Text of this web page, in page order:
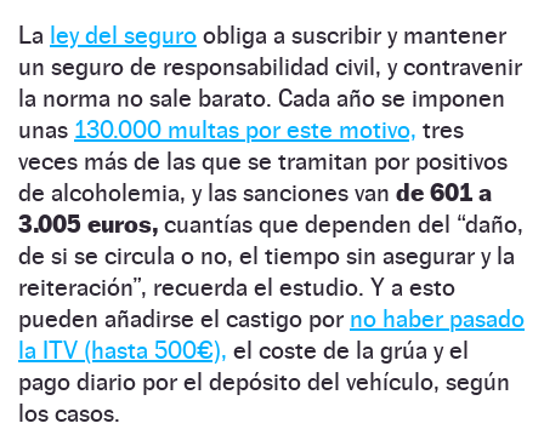
La ley del seguro obliga a suscribir y mantener
un seguro de responsabilidad civil, y contravenir
la norma no sale barato. Cada año se imponen
unas 130.000 multas por este motivo, tres
veces más de las que se tramitan por positivos
de alcoholemia, y las sanciones van de 601 a
3.005 euros, cuantías que dependen del “daño,
de si se circula o no, el tiempo sin asegurar y la
reiteración”, recuerda el estudio. Y a esto
pueden añadirse el castigo por no haber pasado
la ITV (hasta 500€), el coste de la grúa y el
pago diario por el depósito del vehículo, según
los casos.